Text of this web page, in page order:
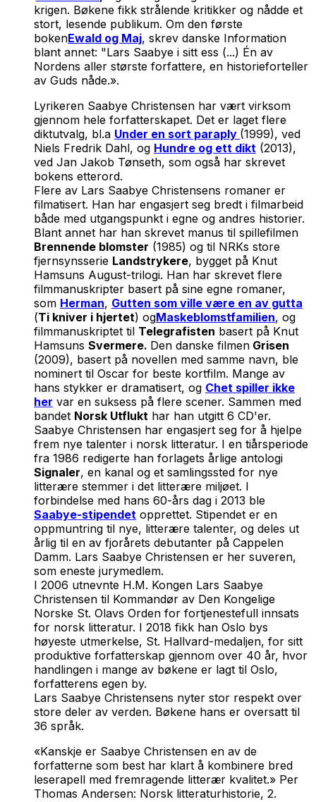
krigen. Bøkene fikk strålende kritikker og nådde et
stort, lesende publikum. Om den første
bokenEwald og Maj, skrev danske Information
blant annet: "Lars Saabye i sitt ess (...) Én av
Nordens aller største forfattere, en historieforteller
av Guds nåde.».
Lyrikeren Saabye Christensen har vært virksom
gjennom hele forfatterskapet. Det er laget flere
diktutvalg, bl.a Under en sort paraply (1999), ved
Niels Fredrik Dahl, og Hundre og ett dikt (2013),
ved Jan Jakob Tønseth, som også har skrevet
bokens etterord.
Flere av Lars Saabye Christensens romaner er
filmatisert. Han har engasjert seg bredt i filmarbeid
både med utgangspunkt i egne og andres historier.
Blant annet har han skrevet manus til spillefilmen
Brennende blomster (1985) og til NRKs store
fjernsynsserie Landstrykere, bygget på Knut
Hamsuns August-trilogi. Han har skrevet flere
filmmanuskripter basert på sine egne romaner,
som Herman, Gutten som ville være en av gutta
(Ti kniver i hjertet) ogMaskeblomstfamilien, og
filmmanuskriptet til Telegrafisten basert på Knut
Hamsuns Svermere. Den danske filmen Grisen
(2009), basert på novellen med samme navn, ble
nominert til Oscar for beste kortfilm. Mange av
hans stykker er dramatisert, og Chet spiller ikke
her var en suksess på flere scener. Sammen med
bandet Norsk Utflukt har han utgitt 6 CD'er.
Saabye Christensen har engasjert seg for å hjelpe
frem nye talenter i norsk litteratur. I en tiårsperiode
fra 1986 redigerte han forlagets årlige antologi
Signaler, en kanal og et samlingssted for nye
litterære stemmer i det litterære miljøet. I
forbindelse med hans 60-års dag i 2013 ble
Saabye-stipendet opprettet. Stipendet er en
oppmuntring til nye, litterære talenter, og deles ut
årlig til en av fjorårets debutanter på Cappelen
Damm. Lars Saabye Christensen er her suveren,
som eneste jurymedlem.
I 2006 utnevnte H.M. Kongen Lars Saabye
Christensen til Kommandør av Den Kongelige
Norske St. Olavs Orden for fortjenestefull innsats
for norsk litteratur. I 2018 fikk han Oslo bys
høyeste utmerkelse, St. Hallvard-medaljen, for sitt
produktive forfatterskap gjennom over 40 år, hvor
handlingen i mange av bøkene er lagt til Oslo,
forfatterens egen by.
Lars Saabye Christensens nyter stor respekt over
store deler av verden. Bøkene hans er oversatt til
36 språk.
«Kanskje er Saabye Christensen en av de
forfatterne som best har klart å kombinere bred
leserapell med fremragende litterær kvalitet.» Per
Thomas Andersen: Norsk litteraturhistorie, 2.